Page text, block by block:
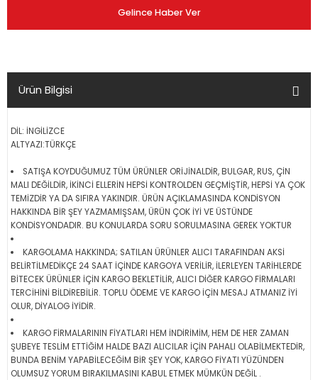
Gelince Haber Ver
Ürün Bilgisi
DİL: İNGİLİZCE
ALTYAZI:TÜRKÇE
SATIŞA KOYDUĞUMUZ TÜM ÜRÜNLER ORİJİNALDİR, BULGAR, RUS, ÇİN
MALI DEĞİLDİR, İKİNCİ ELLERİN HEPSİ KONTROLDEN GEÇMİŞTİR, HEPSİ YA ÇOK
TEMİZDİR YA DA SIFIRA YAKINDIR. ÜRÜN AÇIKLAMASINDA KONDİSYON
HAKKINDA BİR ŞEY YAZMAMIŞSAM, ÜRÜN ÇOK İYİ VE ÜSTÜNDE
KONDİSYONDADIR. BU KONULARDA SORU SORULMASINA GEREK YOKTUR
KARGOLAMA HAKKINDA; SATILAN ÜRÜNLER ALICI TARAFINDAN AKSİ
BELİRTİLMEDİKÇE 24 SAAT İÇİNDE KARGOYA VERİLİR, İLERLEYEN TARİHLERDE
BİTECEK ÜRÜNLER İÇİN KARGO BEKLETİLİR, ALICI DİĞER KARGO FİRMALARI
TERCİHİNİ BİLDİREBİLİR. TOPLU ÖDEME VE KARGO İÇİN MESAJ ATMANIZ İYİ
OLUR, DİYALOG İYİDİR.
KARGO FİRMALARININ FİYATLARI HEM İNDİRİMİM, HEM DE HER ZAMAN
ŞUBEYE TESLİM ETTİĞİM HALDE BAZI ALICILAR İÇİN PAHALI OLABİLMEKTEDİR,
BUNDA BENİM YAPABİLECEĞİM BİR ŞEY YOK, KARGO FİYATI YÜZÜNDEN
OLUMSUZ YORUM BIRAKILMASINI KABUL ETMEK MÜMKÜN DEĞİL .